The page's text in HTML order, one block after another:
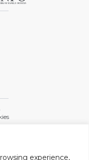
experience,